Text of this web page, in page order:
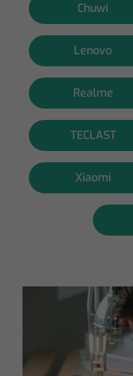
Chuwi
Lenovo
Realme
TECLAST
Xiaomi